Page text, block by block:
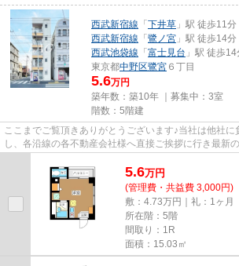
西武新宿線 「 下井草 」駅 徒歩11分
西武新宿線 「 鷺ノ宮 」駅 徒歩14分
西武池袋線 「 富士見台 」駅 徒歩14
東京都中野区鷺宮 ６丁目
5.6万円
築年数：築10年 ｜募集中： 3室
階数：5階建
ここまでご覧頂きありがとうございます♪当社は他社
し、各沿線の各不動産会社様へ直接ご挨拶に行き最新
5.6万円
(管理費・共益費 3,000円)
敷：4.73万円｜礼：1ヶ月
所在階：5階
間取り：1R
面積：15.03㎡